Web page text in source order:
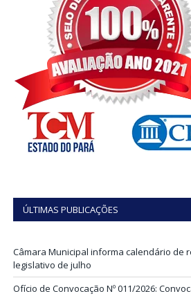
ÚLTIMAS PUBLICAÇÕES
Câmara Municipal informa calendário de
legislativo de julho
Ofício de Convocação Nº 011/2026: